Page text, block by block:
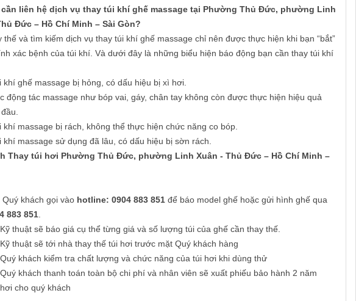
cần liên hệ dịch vụ thay túi khí ghế massage tại Phường Thủ Đức, phường Linh
Đức – Hồ Chí Minh – Sài Gòn?
thế và tìm kiếm dịch vụ thay túi khí ghế massage chỉ nên được thực hiện khi bạn “bắt”
xác bệnh của túi khí. Và dưới đây là những biểu hiện báo động bạn cần thay túi khí
ghế massage bị hỏng, có dấu hiệu bị xì hơi.
tác massage như bóp vai, gáy, chân tay không còn được thực hiện hiệu quả
massage bị rách, không thể thực hiện chức năng co bóp.
massage sử dụng đã lâu, có dấu hiệu bị sờn rách.
Thay túi hơi Phường Thủ Đức, phường Linh Xuân - Thủ Đức – Hồ Chí Minh –
Quý khách gọi vào hotline: 0904 883 851 để báo model ghế hoặc gửi hình ghế qua
883 851
Kỹ thuật sẽ báo giá cụ thể từng giá và số lượng túi của ghế cần thay thế.
Kỹ thuật sẽ tới nhà thay thế túi hơi trước mặt Quý khách hàng
Quý khách kiểm tra chất lượng và chức năng của túi hơi khi dùng thử
Quý khách thanh toán toàn bộ chi phí và nhân viên sẽ xuất phiếu bảo hành 2 năm
cho quý khách